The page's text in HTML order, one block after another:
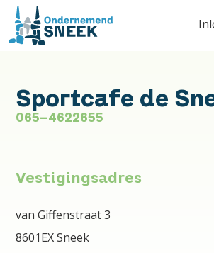
Sportcafe de
065-4622655
Vestigingsadres
van Giffenstraat 3
8601EX Sneek